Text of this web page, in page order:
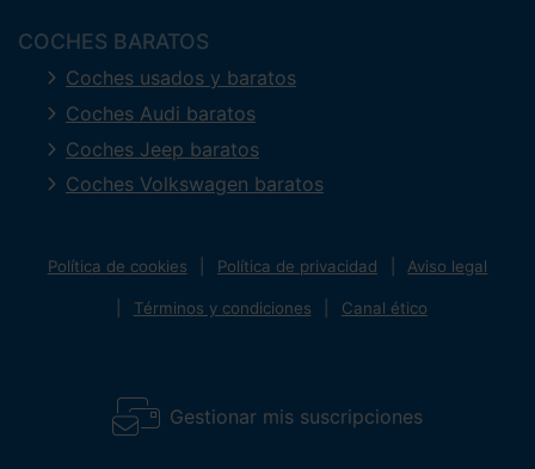
COCHES BARATOS
Coches usados y baratos
Coches Audi baratos
Coches Jeep baratos
Coches Volkswagen baratos
Política de cookies Política de privacidad Aviso legal
Términos y condiciones Canal ético
Gestionar mis suscripciones